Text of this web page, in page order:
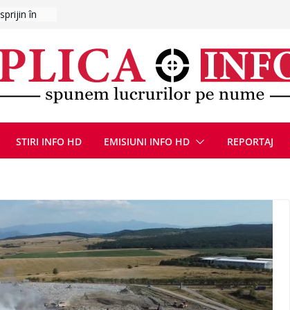
Poliției
ÎN
STIRI INFO HD EMISIUNI INFO HD REPORTAJ